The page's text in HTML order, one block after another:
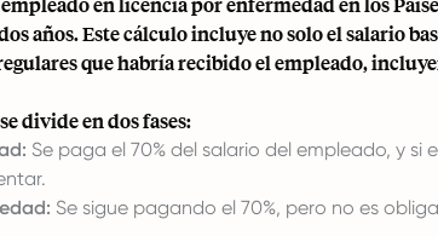
años. Este cálculo incluye no solo el salario
que habría recibido el empleado,
divide en dos fases:
Se paga el 70% del salario del empleado, y
Se sigue pagando el 70%, pero no es